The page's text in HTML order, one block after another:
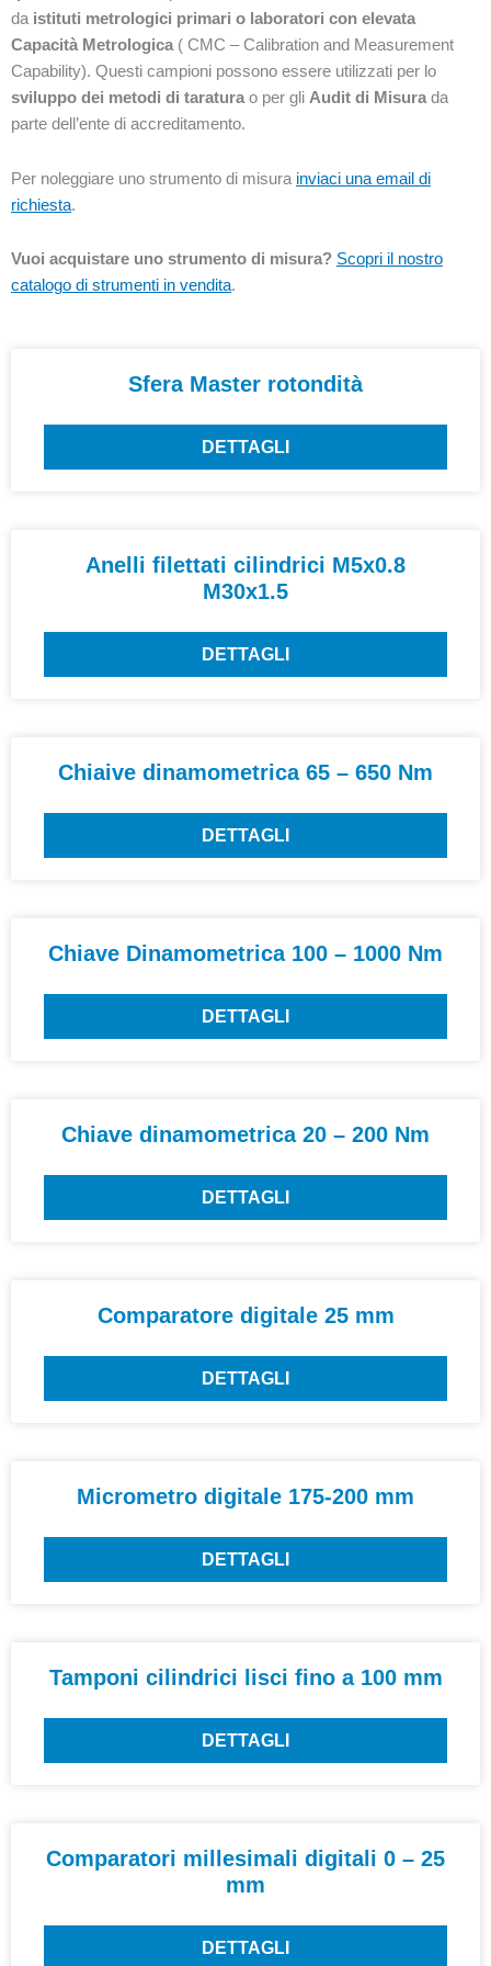
da istituti metrologici primari o laboratori con elevata
Capacità Metrologica( CMC – Calibration and Measurement
Capability). Questi campioni possono essere utilizzati per lo
sviluppo dei metodi di taraturao per gli Audit di Misurada
parte dell’ente di accreditamento.
Per noleggiare uno strumento di misura inviaci una email di
richiesta.
Vuoi acquistare uno strumento di misura? Scopri il nostro
catalogo di strumenti in vendita.
Sfera Master rotondità
DETTAGLI
Anelli filettati cilindrici M5x0.8
M30x1.5
DETTAGLI
Chiaive dinamometrica 65 – 650 Nm
DETTAGLI
Chiave Dinamometrica 100 – 1000 Nm
DETTAGLI
Chiave dinamometrica 20 – 200 Nm
DETTAGLI
Comparatore digitale 25 mm
DETTAGLI
Micrometro digitale 175-200 mm
DETTAGLI
Tamponi cilindrici lisci fino a 100 mm
DETTAGLI
Comparatori millesimali digitali 0 – 25
mm
DETTAGLI